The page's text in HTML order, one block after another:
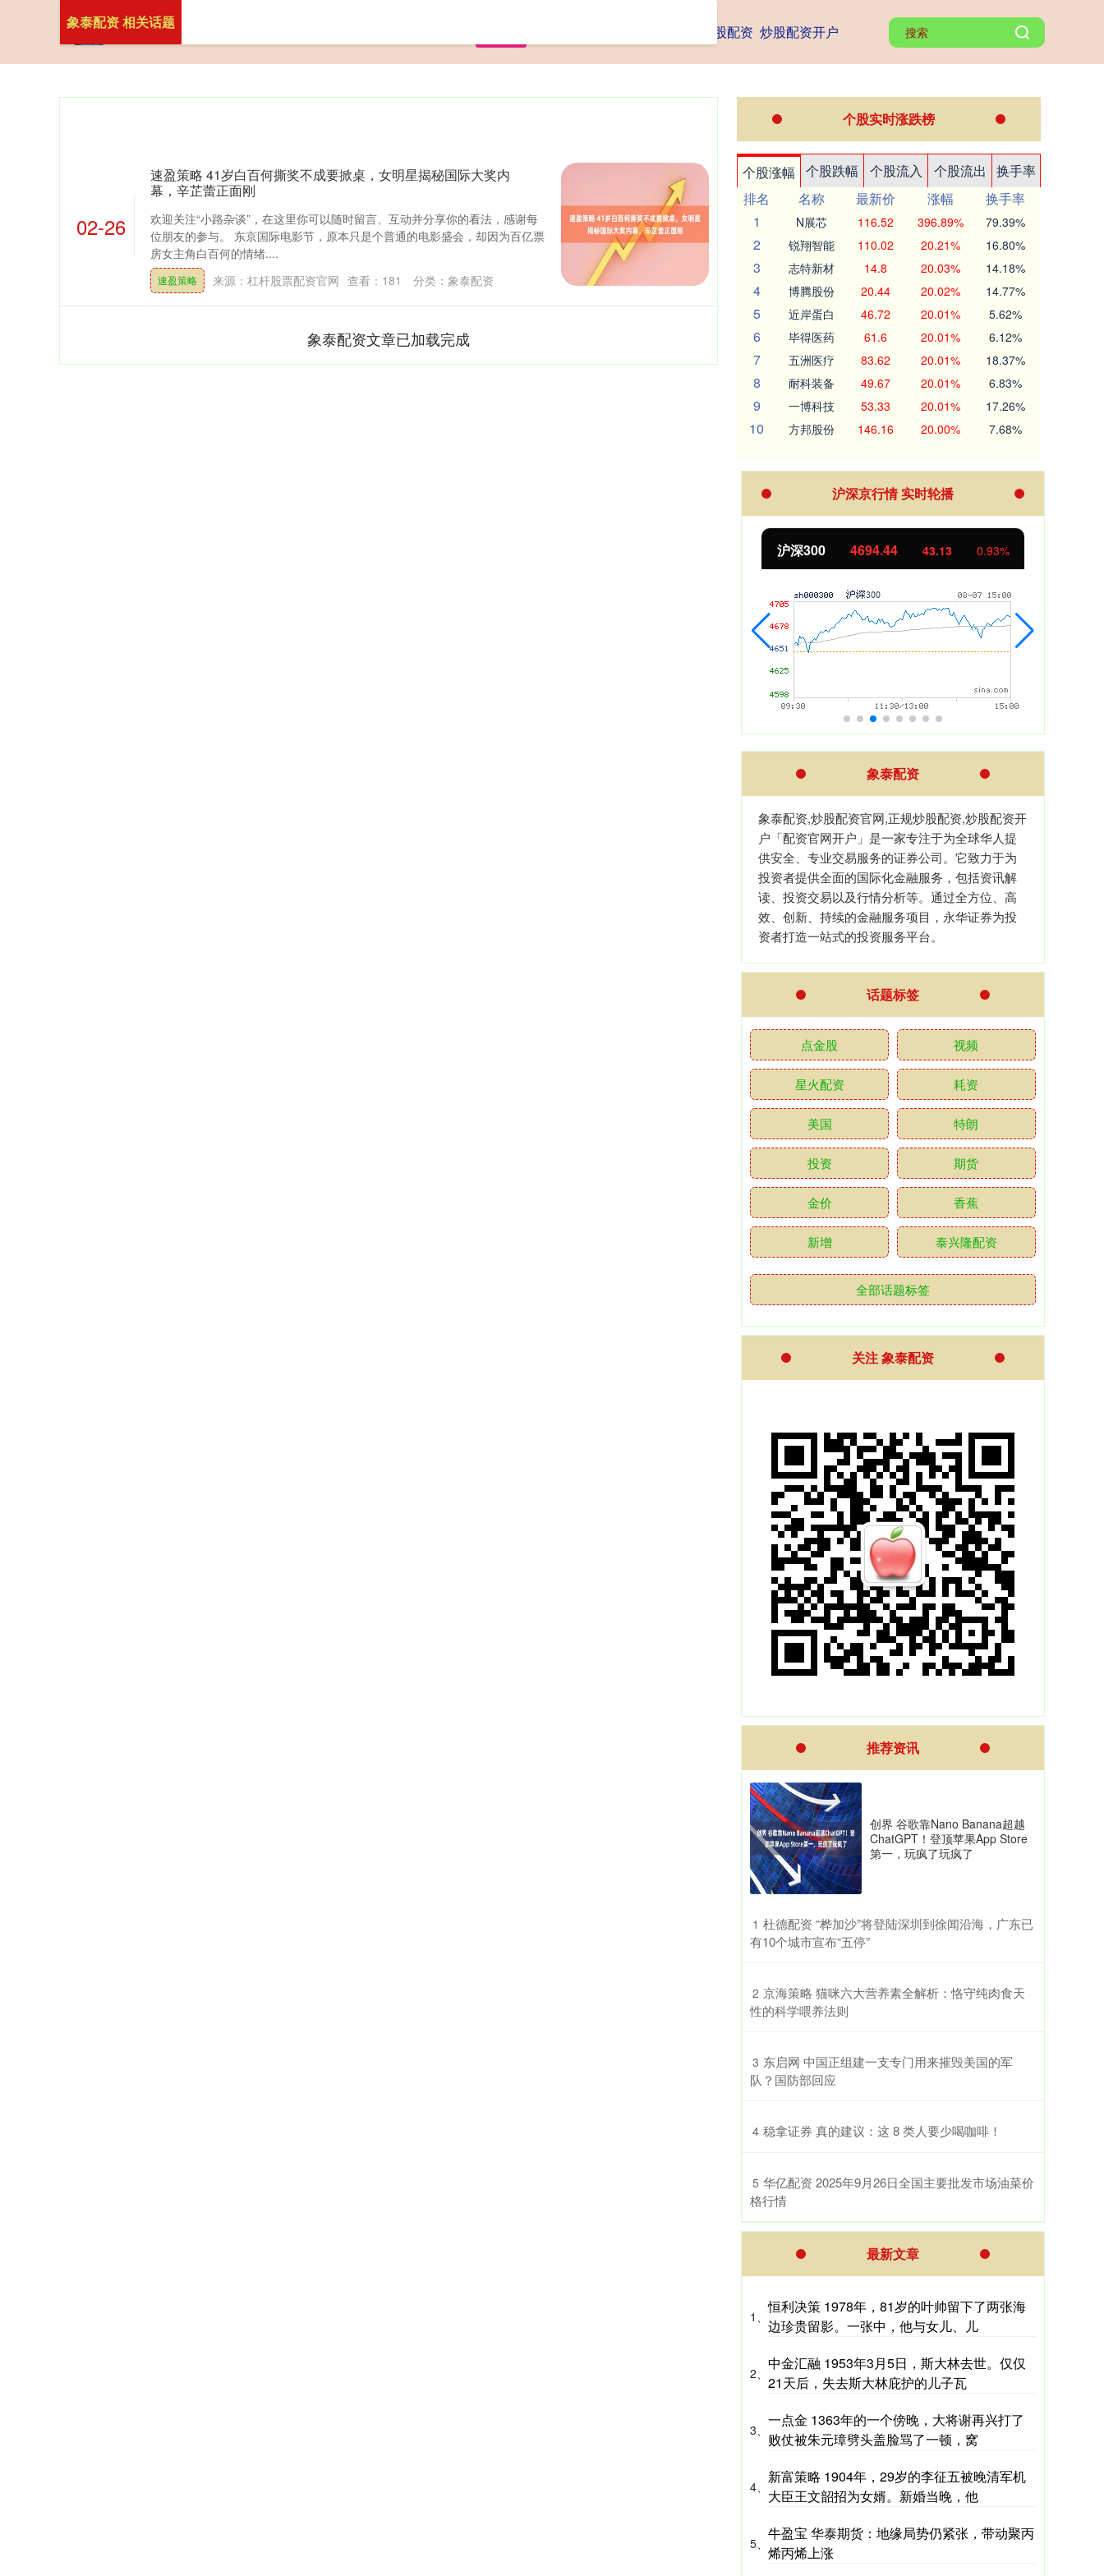
正规炒股配资 炒股配资开户
象泰配资 相关话题
02-26
速盈策略 41岁白百何撕奖不成要掀桌，女明星揭秘国际大奖内
幕，辛芷蕾正面刚
欢迎关注“小路杂谈”，在这里你可以随时留言、互动并分享你的看法，感谢每
位朋友的参与。 东京国际电影节，原本只是个普通的电影盛会，却因为百亿票
房女主角白百何的情绪....
速盈策略 来源：杠杆股票配资官网 查看： 181 分类： 象泰配资
象泰配资文章已加载完成
个股实时涨跌榜
个股涨幅 个股跌幅 个股流入 个股流出
换手率
排名
名称 最新价 涨幅
换手率
1
N展芯 116.52 396.89% 79.39%
2 锐翔智能 110.02 20.21% 16.80%
3 志特新材 14.8 20.03% 14.18%
4 博腾股份 20.44 20.02% 14.77%
5 近岸蛋白 46.72 20.01% 5.62%
6 毕得医药 61.6 20.01% 6.12%
7 五洲医疗 83.62 20.01% 18.37%
8 耐科装备 49.67 20.01% 6.83%
9 一博科技 53.33 20.01% 17.26%
10 方邦股份 146.16 20.00% 7.68%
沪深京行情 实时轮播
北证50 1134.24 11.37 1.01%
象泰配资
象泰配资,炒股配资官网,正规炒股配资,炒股配资开
户「配资官网开户」是一家专注于为全球华人提
供安全、专业交易服务的证券公司。它致力于为
投资者提供全面的国际化金融服务，包括资讯解
读、投资交易以及行情分析等。通过全方位、高
效、创新、持续的金融服务项目，永华证券为投
资者打造一站式的投资服务平台。
话题标签
点金股 视频
星火配资 耗资
美国 特朗
投资 期货
金价 香蕉
新增 泰兴隆配资
全部话题标签
关注 象泰配资
推荐资讯
创界 谷歌靠Nano Banana超越
ChatGPT！登顶苹果App Store
第一，玩疯了玩疯了
1 ​杜德配资 “桦加沙”将登陆深圳到徐闻沿海，广东已
有10个城市宣布“五停”
2 ​京海策略 猫咪六大营养素全解析：恪守纯肉食天
性的科学喂养法则
3 ​东启网 中国正组建一支专门用来摧毁美国的军
队？国防部回应
4 ​稳拿证券 真的建议：这 8 类人要少喝咖啡！
5 ​华亿配资 2025年9月26日全国主要批发市场油菜价
格行情
最新文章
1、
恒利决策 1978年，81岁的叶帅留下了两张海
边珍贵留影。一张中，他与女儿、儿
2、
中金汇融 1953年3月5日，斯大林去世。仅仅
21天后，失去斯大林庇护的儿子瓦
3、
一点金 1363年的一个傍晚，大将谢再兴打了
败仗被朱元璋劈头盖脸骂了一顿，窝
4、
新富策略 1904年，29岁的李征五被晚清军机
大臣王文韶招为女婿。新婚当晚，他
5、
牛盈宝 华泰期货：地缘局势仍紧张，带动聚丙
烯丙烯上涨